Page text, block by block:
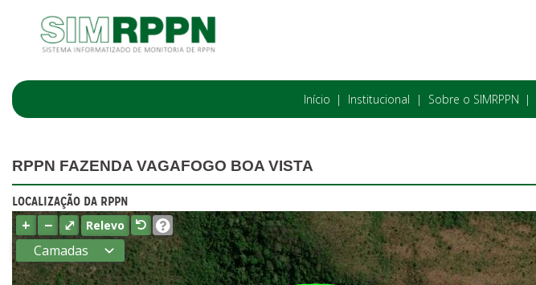
Início Institucional Sobre o SIMRPPN
RPPN FAZENDA VAGAFOGO BOA VISTA
LOCALIZAÇÃO DA RPPN
+ − ⤢ Relevo
Camadas
Estados